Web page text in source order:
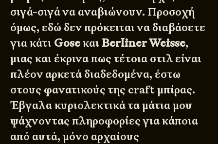
σιγά-σιγά να αναβιώνουν. Προσοχή
όμως, εδώ δεν πρόκειται να διαβάσετε
για κάτι Goseκαι Berliner Weisse,
μιας και έκρινα πως τέτοια στιλ είναι
πλέον αρκετά διαδεδομένα, έστω
στους φανατικούς της craft μπίρας.
Έβγαλα κυριολεκτικά τα μάτια μου
ψάχνοντας πληροφορίες για κάποια
από αυτά, μόνο αρχαίους